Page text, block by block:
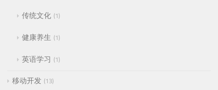
传统文化 1
健康养生 1
英语学习 1
移动开发 13